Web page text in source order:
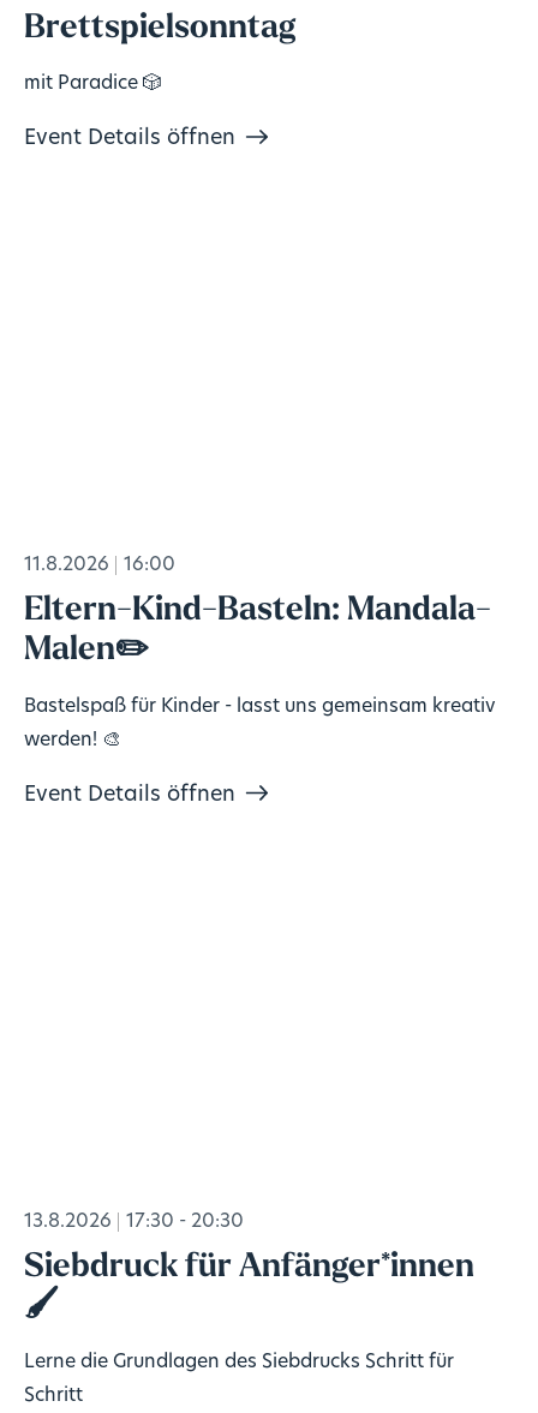
Brettspielsonntag
mit Paradice 🎲
Event Details öffnen
11.8.2026 16:00
Eltern-Kind-Basteln: Mandala-
Malen✏️
Bastelspaß für Kinder - lasst uns gemeinsam kreativ
werden! 🎨
Event Details öffnen
13.8.2026 17:30 - 20:30
Siebdruck für Anfänger*innen
🖌️
Lerne die Grundlagen des Siebdrucks Schritt für
Schritt